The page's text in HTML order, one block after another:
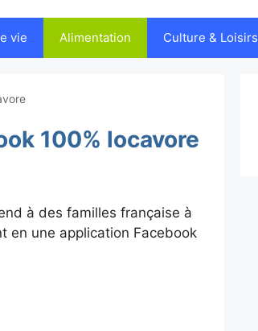
vie Alimentation Culture & Loisirs
100% locavore
à des familles française à
en une application Facebook